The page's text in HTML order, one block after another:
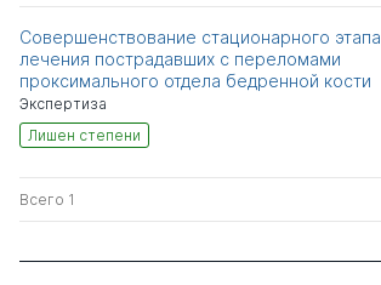
Совершенствование стационарного этапа
лечения пострадавших с переломами
проксимального отдела бедренной кости
Экспертиза
Лишен степени
Всего 1